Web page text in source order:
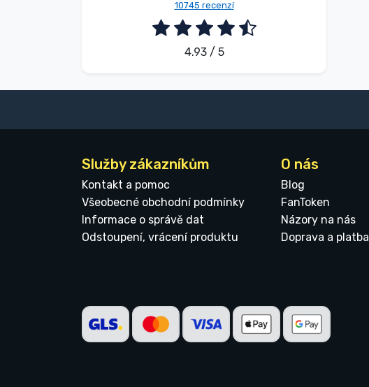
10745 recenzí
4.93 / 5
Služby zákazníkům
Kontakt a pomoc
Všeobecné obchodní podmínky
Informace o správě dat
Odstoupení, vrácení produktu
O nás
Blog
FanToken
Názory na nás
Doprava a platba